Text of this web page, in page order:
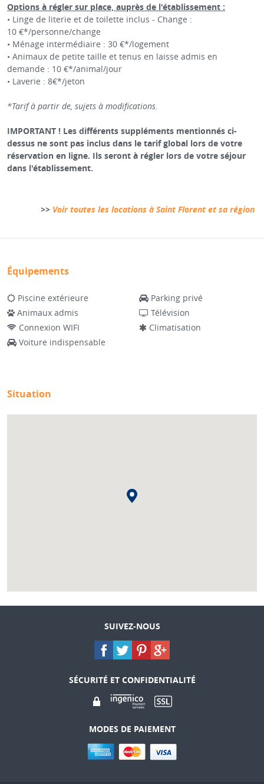
Options à régler sur place, auprès de l'établissement :
• Linge de literie et de toilette inclus - Change :
10 €*/personne/change
• Ménage intermédiaire : 30 €*/logement
• Animaux de petite taille et tenus en laisse admis en
demande : 10 €*/animal/jour
• Laverie : 8€*/jeton
*Tarif à partir de, sujets à modifications.
IMPORTANT ! Les différents suppléments mentionnés ci-
dessus ne sont pas inclus dans le tarif global lors de votre
réservation en ligne. Ils seront à régler lors de votre séjour
dans l'établissement.
>> Voir toutes les locations à Saint Florent et sa région
Équipements
Piscine extérieure
Parking privé
Animaux admis
Télévision
Connexion WIFI
Climatisation
Voiture indispensable
Situation
SUIVEZ-NOUS
SÉCURITÉ ET CONFIDENTIALITÉ
MODES DE PAIEMENT